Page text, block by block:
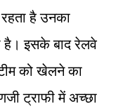
है उनका
है। इसके बाद रेलवे
को खेलने का
ट्राफी में अच्छा